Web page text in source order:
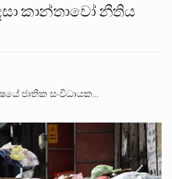
කාන්තාවෝ නීතිය
ජාතික සංවිධායක…